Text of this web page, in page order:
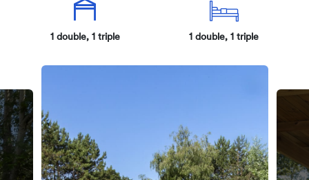
1 double, 1 triple 1 double, 1 triple